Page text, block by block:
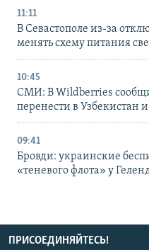
11:11
В Севастополе из-за
менять схему питания
10:45
СМИ: В Wildberries
перенести в Узбекистан и
09:41
Бровди: украинские
«теневого флота» у
ПРИСОЕДИНЯЙТЕСЬ!